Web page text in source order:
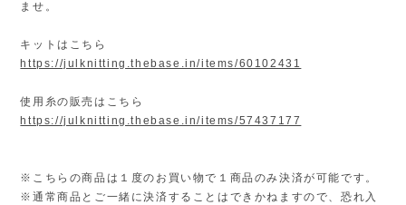
ませ。
キットはこちら
https://julknitting.thebase.in/items/60102431
使用糸の販売はこちら
https://julknitting.thebase.in/items/57437177
※こちらの商品は１度のお買い物で１商品のみ決済が可能です。
※通常商品とご一緒に決済することはできかねますので、恐れ入